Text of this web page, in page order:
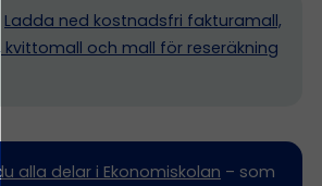
Ladda ned kostnadsfri fakturamall,
och mall för reseräkning
alla delar i Ekonomiskolan – som